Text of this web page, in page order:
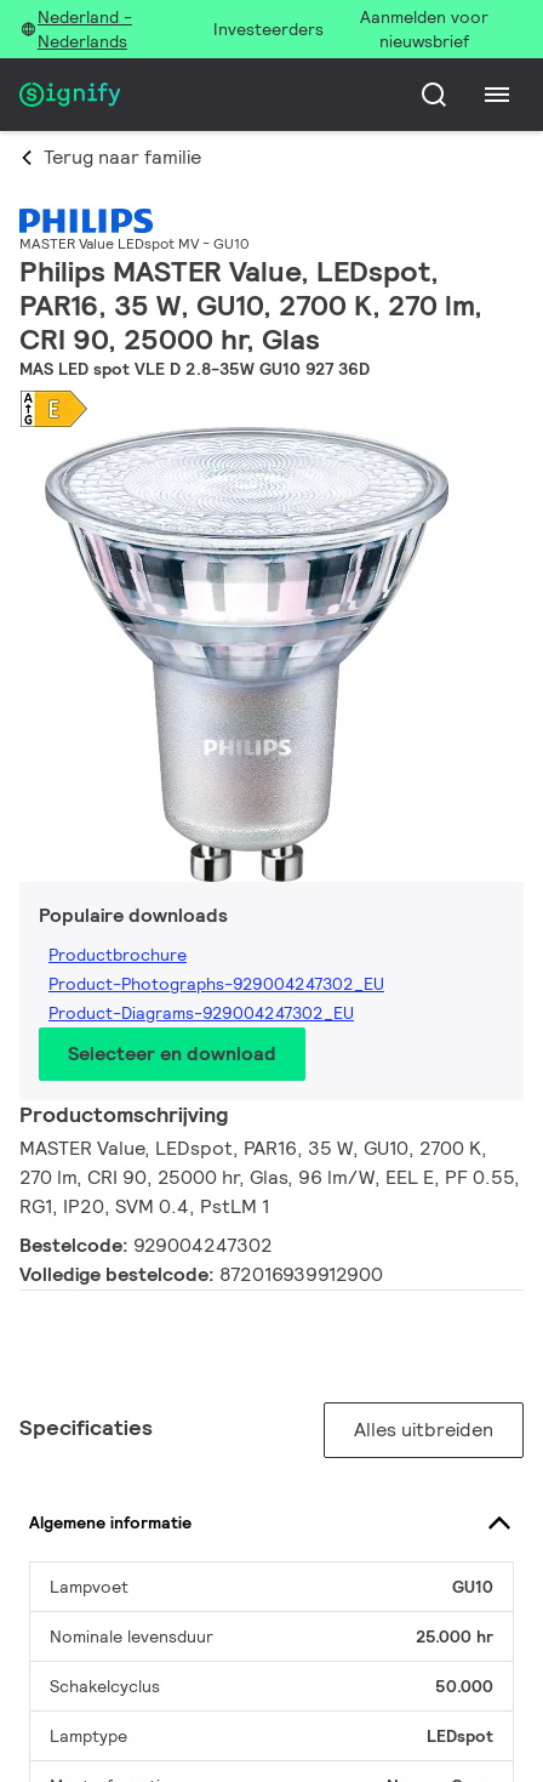
Nederland -
Nederlands
Investeerders
Aanmelden voor
nieuwsbrief
Terug naar familie
MASTER Value LEDspot MV - GU10
Philips MASTER Value, LEDspot,
PAR16, 35 W, GU10, 2700 K, 270 lm,
CRI 90, 25000 hr, Glas
MAS LED spot VLE D 2.8-35W GU10 927 36D
Populaire downloads
Productbrochure
Product-Photographs-929004247302_EU
Product-Diagrams-929004247302_EU
Selecteer en download
Productomschrijving
MASTER Value, LEDspot, PAR16, 35 W, GU10, 2700 K,
270 lm, CRI 90, 25000 hr, Glas, 96 lm/W, EEL E, PF 0.55,
RG1, IP20, SVM 0.4, PstLM 1
Bestelcode: 929004247302
Volledige bestelcode: 872016939912900
Specificaties Alles uitbreiden
Algemene informatie
Lampvoet GU10
Nominale levensduur 25.000 hr
Schakelcyclus 50.000
Lamptype LEDspot